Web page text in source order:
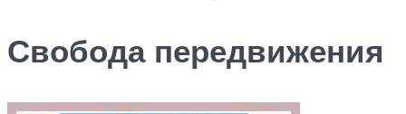
Свобода передвижения